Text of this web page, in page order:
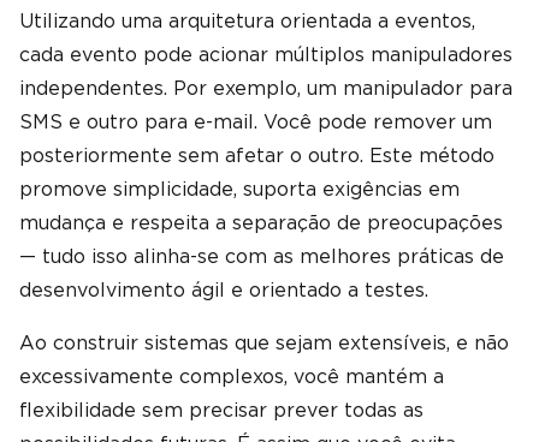
Utilizando uma arquitetura orientada a eventos,
cada evento pode acionar múltiplos manipuladores
independentes. Por exemplo, um manipulador para
SMS e outro para e-mail. Você pode remover um
posteriormente sem afetar o outro. Este método
promove simplicidade, suporta exigências em
mudança e respeita a separação de preocupações
— tudo isso alinha-se com as melhores práticas de
desenvolvimento ágil e orientado a testes.
Ao construir sistemas que sejam extensíveis, e não
excessivamente complexos, você mantém a
flexibilidade sem precisar prever todas as